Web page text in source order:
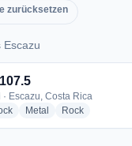
zurücksetzen
Escazu
Escazu
· Escazu, Costa Rica
radio stations
Metal radio stations
Rockradio